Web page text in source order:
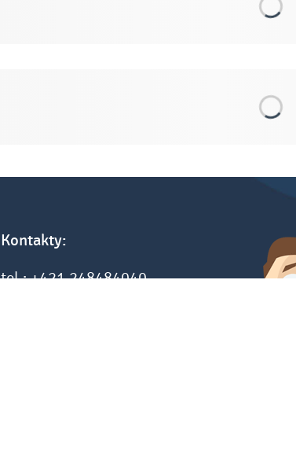
Kontakty:
tel.: +421 248484040